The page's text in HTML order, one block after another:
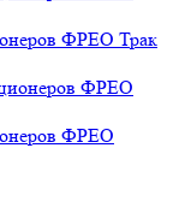
ФРЕО Трак
ФРЕО